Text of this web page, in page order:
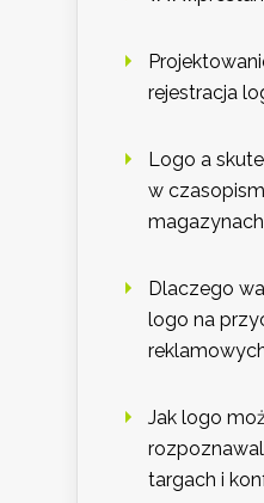
rejestracja
Logo a
w
magazynach
Dlaczego
logo na
Jak logo
targach i